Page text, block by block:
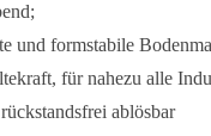
und formstabile
für nahezu alle
ablösbar